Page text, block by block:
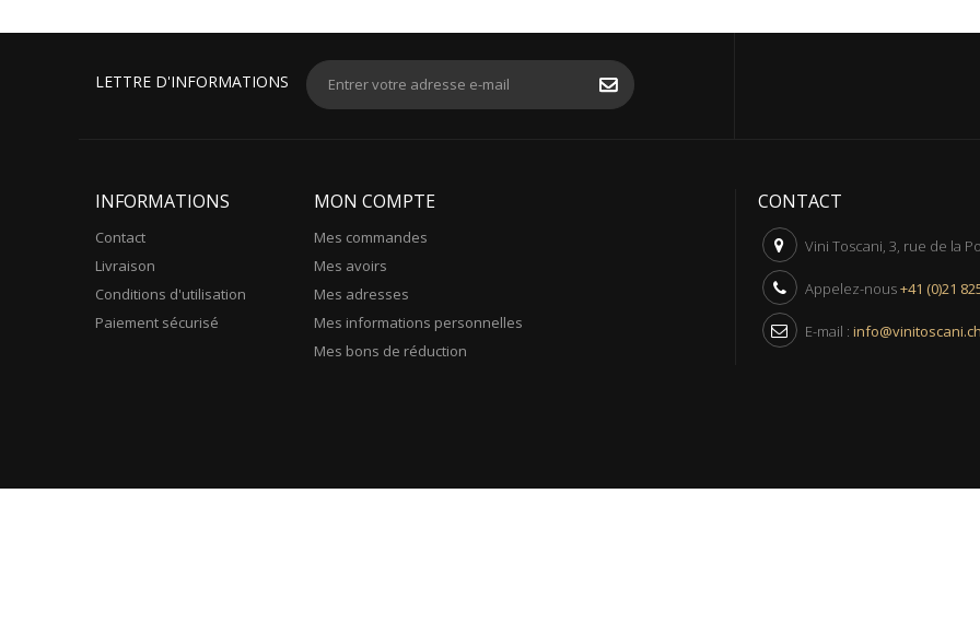
LETTRE D'INFORMATIONS
INFORMATIONS
Contact
Livraison
Conditions d'utilisation
Paiement sécurisé
MON COMPTE
Mes commandes
Mes avoirs
Mes adresses
Mes informations personnelles
Mes bons de réduction
CONTACT
Vini Toscani, 3, rue de la
Appelez-nous+41 (0)21
E-mail : info@vinitoscani.ch